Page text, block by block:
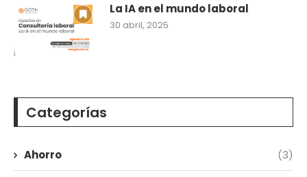
La IA en el mundo laboral
30 abril, 2025
Categorías
Ahorro (3)